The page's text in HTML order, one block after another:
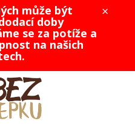
×
může být
doby
se za potíže a
na našich